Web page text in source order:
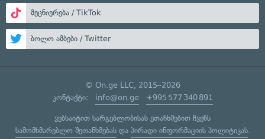
მეცნიერება / TikTok
ბოლო ამბები / Twitter
© On.ge LLC, 2015–2026
კონტაქტი: info@on.ge +995 577 340 891
ვებსაიტით სარგებლობისას ეთანხმებით ჩვენს
სამომხმარებლო შეთანხმებასდა პირადი ინფორმაციის პოლიტიკას.